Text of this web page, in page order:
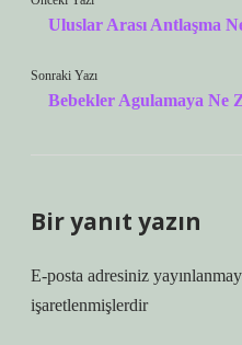
Uluslar Arası Antlaşma
Sonraki Yazı
Bebekler Agulamaya Ne
Bir yanıt yazın
E-posta adresiniz
işaretlenmişlerdir